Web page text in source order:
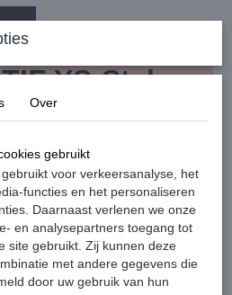
YS-Style en
producten
korting bij 3 dezelfde artikelen 10%
korting
strandlook voor een
het haar volume en maakt het
YS Ocean spray
Over
gebruikt
voor verkeersanalyse, het
functies en het personaliseren
Daarnaast verlenen we onze
en analysepartners toegang tot
site gebruikt. Zij kunnen deze
met andere gegevens die
door uw gebruik van hun